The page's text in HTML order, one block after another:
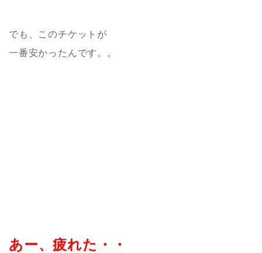
でも、このチケットが
一番安かったんです。。
あー、疲れた・・